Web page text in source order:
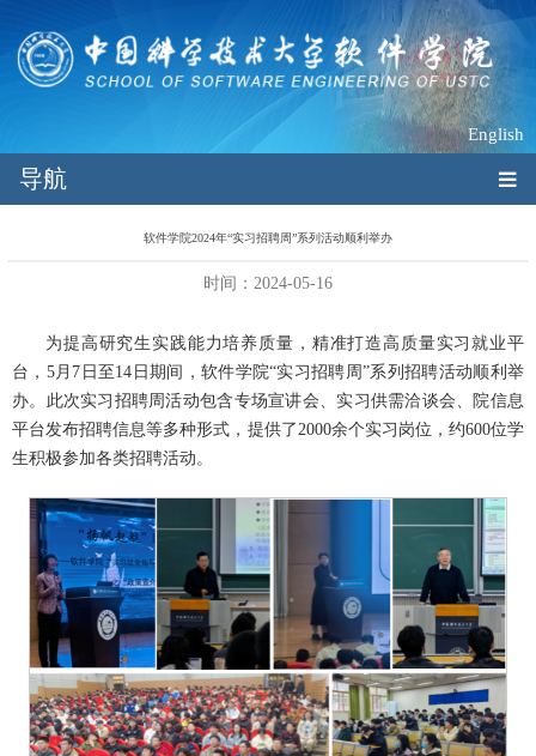
English
导航
软件学院2024年“实习招聘周”系列活动顺利举办
时间：2024-05-16
为提高研究生实践能力培养质量，精准打造高质量实习就业平
台，5月7日至14日期间，软件学院“实习招聘周”系列招聘活动顺利举
办。此次实习招聘周活动包含专场宣讲会、实习供需洽谈会、院信息
平台发布招聘信息等多种形式，提供了2000余个实习岗位，约600位学
生积极参加各类招聘活动。